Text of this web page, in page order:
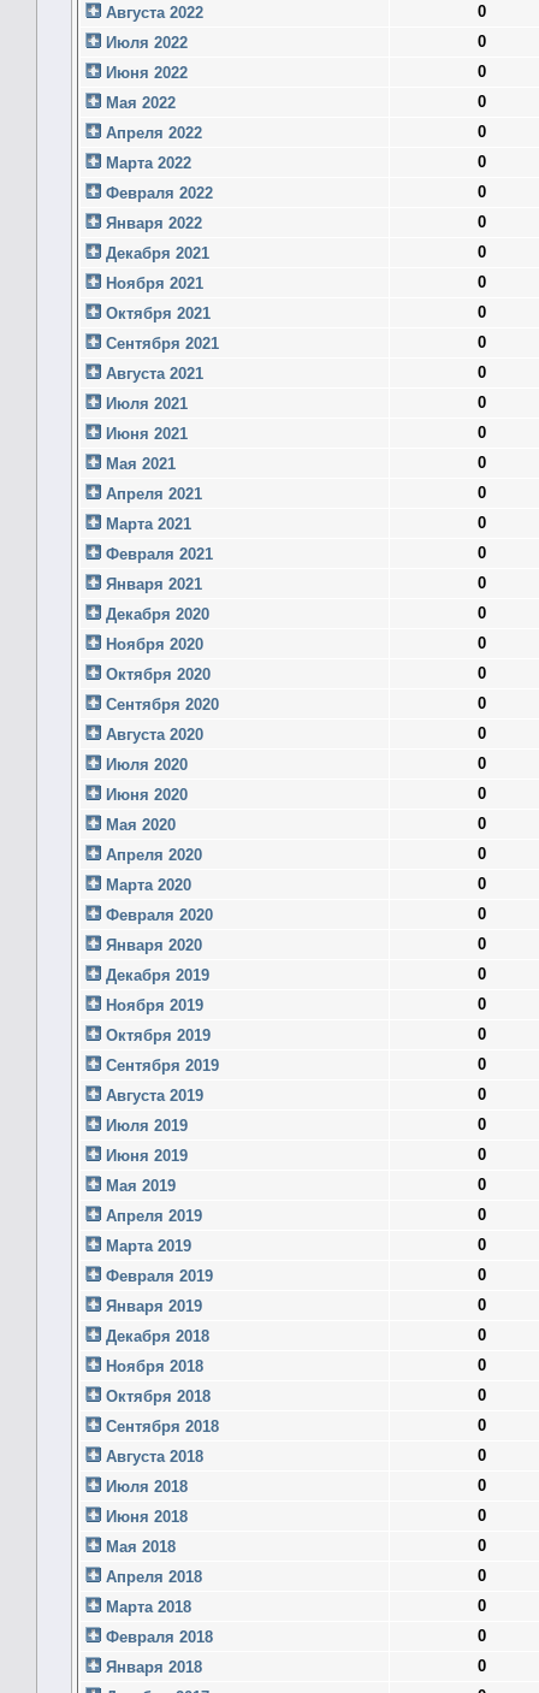
Августа 2022
0
Июля 2022
0
Июня 2022
0
Мая 2022
0
Апреля 2022
0
Марта 2022
0
Февраля 2022
0
Января 2022
0
Декабря 2021
0
Ноября 2021
0
Октября 2021
0
Сентября 2021
0
Августа 2021
0
Июля 2021
0
Июня 2021
0
Мая 2021
0
Апреля 2021
0
Марта 2021
0
Февраля 2021
0
Января 2021
0
Декабря 2020
0
Ноября 2020
0
Октября 2020
0
Сентября 2020
0
Августа 2020
0
Июля 2020
0
Июня 2020
0
Мая 2020
0
Апреля 2020
0
Марта 2020
0
Февраля 2020
0
Января 2020
0
Декабря 2019
0
Ноября 2019
0
Октября 2019
0
Сентября 2019
0
Августа 2019
0
Июля 2019
0
Июня 2019
0
Мая 2019
0
Апреля 2019
0
Марта 2019
0
Февраля 2019
0
Января 2019
0
Декабря 2018
0
Ноября 2018
0
Октября 2018
0
Сентября 2018
0
Августа 2018
0
Июля 2018
0
Июня 2018
0
Мая 2018
0
Апреля 2018
0
Марта 2018
0
Февраля 2018
0
Января 2018
0